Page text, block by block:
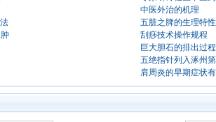
中医外治的机理
五脏之脾的生理特
刮痧技术操作规程
巨大胆石的排出过程
五绝指针列入涿州
肩周炎的早期症状